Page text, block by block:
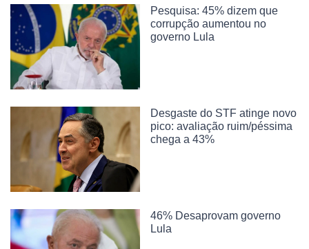
Pesquisa: 45% dizem que
corrupção aumentou no
governo Lula
Desgaste do STF atinge novo
pico: avaliação ruim/péssima
chega a 43%
46% Desaprovam governo
Lula